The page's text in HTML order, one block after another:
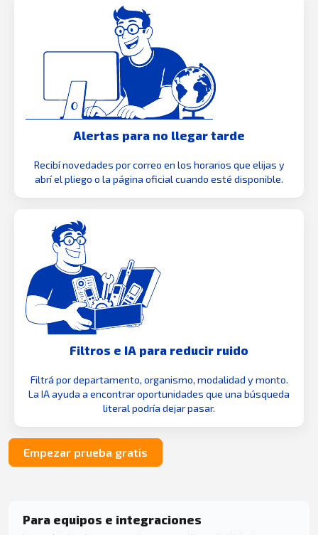
Alertas para no llegar tarde
Recibí novedades por correo en los horarios que elijas y
abrí el pliego o la página oficial cuando esté disponible.
Filtros e IA para reducir ruido
Filtrá por departamento, organismo, modalidad y monto.
La IA ayuda a encontrar oportunidades que una búsqueda
literal podría dejar pasar.
Empezar prueba gratis
Para equipos e integraciones